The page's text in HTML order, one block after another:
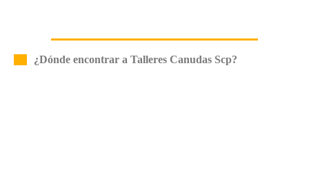
¿Dónde encontrar a Talleres Canudas Scp?